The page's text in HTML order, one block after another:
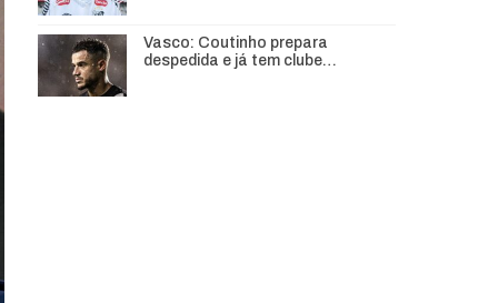
Vasco: Coutinho prepara
despedida e já tem clube…